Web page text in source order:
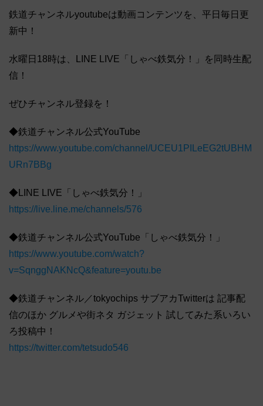
鉄道チャンネルyoutubeは動画コンテンツを、平日毎日更
新中！
水曜日18時は、LINE LIVE「しゃべ鉄気分！」を同時生配
信！
ぜひチャンネル登録を！
◆鉄道チャンネル公式YouTube
https://www.youtube.com/channel/UCEU1PILeEG2tUBHM
URn7BBg
◆LINE LIVE「しゃべ鉄気分！」
https://live.line.me/channels/576
◆鉄道チャンネル公式YouTube「しゃべ鉄気分！」
https://www.youtube.com/watch?
v=SqnggNAKNcQ&feature=youtu.be
◆鉄道チャンネル／tokyochips サブアカTwitterは 記事配
信のほか グルメや街ネタ ガジェット 試してみた系いろい
ろ投稿中！
https://twitter.com/tetsudo546